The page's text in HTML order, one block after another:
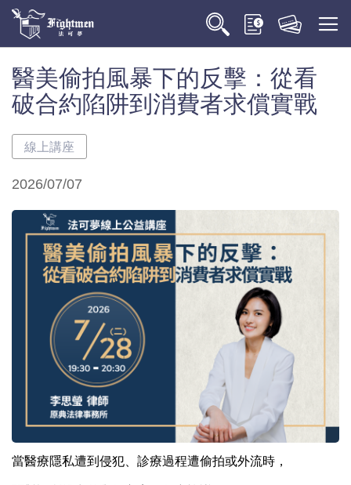
醫美偷拍風暴下的反擊：從看
破合約陷阱到消費者求償實戰
線上講座
2026/07/07
當醫療隱私遭到侵犯、診療過程遭偷拍或外流時，